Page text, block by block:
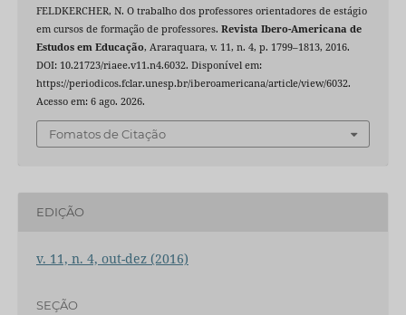
FELDKERCHER, N. O trabalho dos professores orientadores de estágio
em cursos de formação de professores. Revista Ibero-Americana de
Estudos em Educação, Araraquara, v. 11, n. 4, p. 1799–1813, 2016.
DOI: 10.21723/riaee.v11.n4.6032. Disponível em:
https://periodicos.fclar.unesp.br/iberoamericana/article/view/6032.
Acesso em: 6 ago. 2026.
Fomatos de Citação
EDIÇÃO
v. 11, n. 4, out-dez (2016)
SEÇÃO